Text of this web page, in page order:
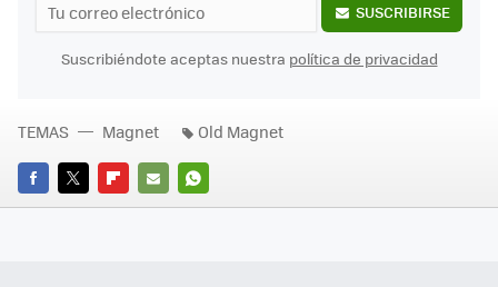
SUSCRIBIRSE
Suscribiéndote aceptas nuestra política de privacidad
FACEBOOK
TWITTERFLIPBOARD
E-
WHATSAPP
TEMAS Magnet Old Magnet